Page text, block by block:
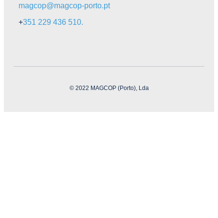
magcop@magcop-porto.pt
+351 229 436 510.
© 2022 MAGCOP (Porto), Lda